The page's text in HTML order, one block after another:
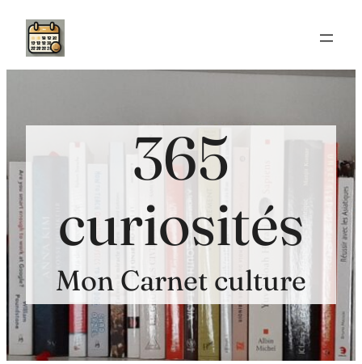
Aller
contenu
365
curiosités
Mon Carnet culture